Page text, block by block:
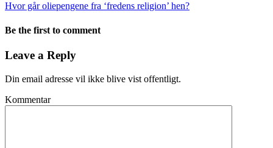
Hvor går oliepengene fra ‘fredens religion’ hen?
Be the first to comment
Leave a Reply
Din email adresse vil ikke blive vist offentligt.
Kommentar